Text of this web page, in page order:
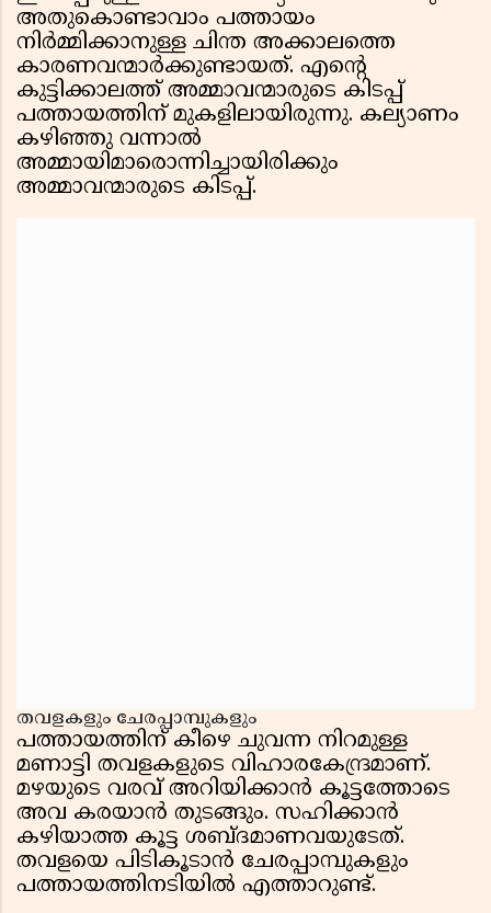
അതുകൊണ്ടാവാം പത്തായം
നിർമ്മിക്കാനുള്ള ചിന്ത അക്കാലത്തെ
കാരണവന്മാർക്കുണ്ടായത്. എന്റെ
കുട്ടിക്കാലത്ത് അമ്മാവന്മാരുടെ കിടപ്പ്
പത്തായത്തിന് മുകളിലായിരുന്നു. കല്യാണം
കഴിഞ്ഞു വന്നാൽ
അമ്മായിമാരൊന്നിച്ചായിരിക്കും
അമ്മാവന്മാരുടെ കിടപ്പ്.
തവളകളും ചേരപ്പാമ്പുകളും
പത്തായത്തിന് കീഴെ ചുവന്ന നിറമുള്ള
മണാട്ടി തവളകളുടെ വിഹാരകേന്ദ്രമാണ്.
മഴയുടെ വരവ് അറിയിക്കാൻ കൂട്ടത്തോടെ
അവ കരയാൻ തുടങ്ങും. സഹിക്കാൻ
കഴിയാത്ത കൂട്ട ശബ്ദമാണവയുടേത്.
തവളയെ പിടികൂടാൻ ചേരപ്പാമ്പുകളും
പത്തായത്തിനടിയിൽ എത്താറുണ്ട്.